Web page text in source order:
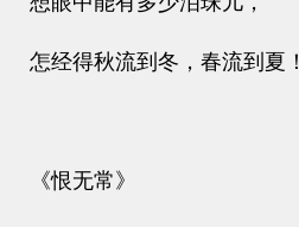
怎经得秋流到冬，春流到夏！
《恨无常》